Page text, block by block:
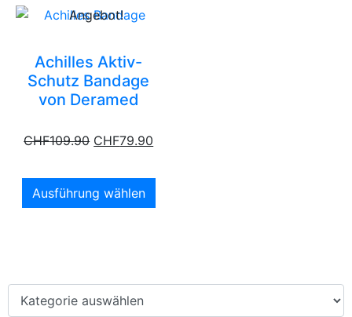
Angebot!
Achilles Aktiv-
Schutz Bandage
von Deramed
CHF109.90 CHF79.90
Ausführung wählen